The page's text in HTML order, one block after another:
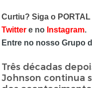
Curtiu? Siga o
Twitter e no Instagram.
Entre no nosso Grupo
Três décadas
Johnson continua